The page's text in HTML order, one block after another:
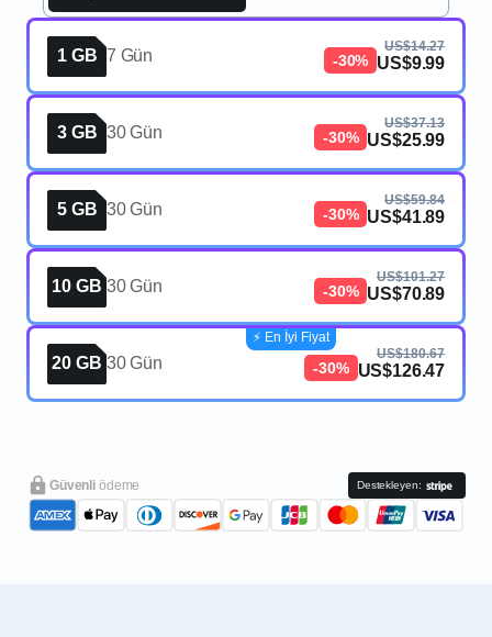
1 GB 7 Gün -30%
US$14.27
US$9.99
3 GB 30 Gün -30%
US$37.13
US$25.99
5 GB 30 Gün -30%
US$59.84
US$41.89
10 GB 30 Gün -30%
US$101.27
US$70.89
20 GB 30 Gün -30%
US$180.67
US$126.47
⚡️ En İyi Fiyat
Güvenli ödeme Destekleyen: